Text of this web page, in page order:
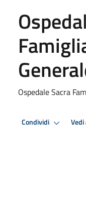
Ospedale Sacra
Condividi Vedi